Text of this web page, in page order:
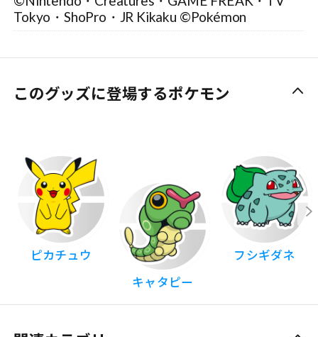
Tokyo・ShoPro・JR Kikaku ©Pokémon
このグッズに登場するポケモン
ピカチュウ
キャタピー
フシギダネ